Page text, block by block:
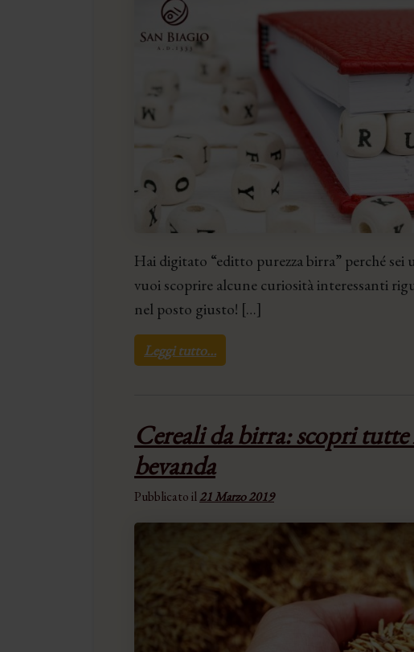
Hai digitato “editto purezza birra” perché
vuoi scoprire alcune curiosità interessanti
nel posto giusto! […]
Leggi tutto…
Cereali da birra: scopri
bevanda
Pubblicato il21 Marzo 2019